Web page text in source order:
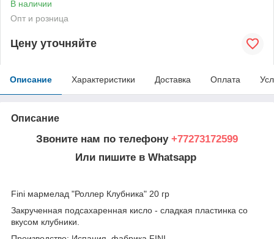
В наличии
Опт и розница
Цену уточняйте
Описание Характеристики Доставка Оплата
Описание
Звоните нам по телефону +77273172599
Или пишите в Whatsapp
Fini мармелад "Роллер Клубника" 20 гр
Закрученная подсахаренная кисло - сладкая пластинка со
вкусом клубники.